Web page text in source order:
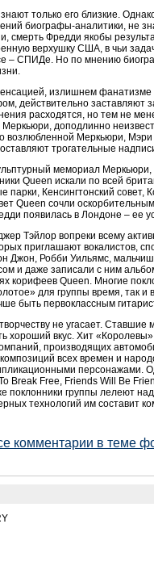
только его близкие.
биографы-аналитики, не
смерть Фредди якобы
верхушку США, в чьи
– СПИДе. Но по мнению
излишнем
действительно заставляют
расходятся, но тем не
доподлинно
возлюбленной Меркьюри,
трогательные
мемориал
Queen искали по всей
Кенсингтонский совет,
Queen сочли
появилась в Лондоне – ее
Тэйлор вопреки всему
приглашают вокалистов,
Джон, Робби Уильямс,
и даже записали с ним
корифеев Queen. Многие
для группы время, так и
быть первоклассным
не угасает. Ставшие
хороший вкус. Хит
производящих
всех времен и
персонажами.
Break Free, Friends Will Be
группы лелеют
технологий им составит
комментарии в теме